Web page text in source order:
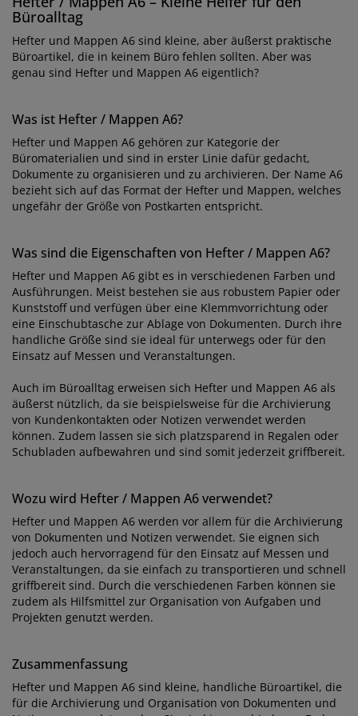
Büroalltag
Hefter und Mappen A6 sind kleine, aber äußerst praktische
Büroartikel, die in keinem Büro fehlen sollten. Aber was
genau sind Hefter und Mappen A6 eigentlich?
Was ist Hefter / Mappen A6?
Hefter und Mappen A6 gehören zur Kategorie der
Büromaterialien und sind in erster Linie dafür gedacht,
Dokumente zu organisieren und zu archivieren. Der Name A6
bezieht sich auf das Format der Hefter und Mappen, welches
ungefähr der Größe von Postkarten entspricht.
Was sind die Eigenschaften von Hefter / Mappen A6?
Hefter und Mappen A6 gibt es in verschiedenen Farben und
Ausführungen. Meist bestehen sie aus robustem Papier oder
Kunststoff und verfügen über eine Klemmvorrichtung oder
eine Einschubtasche zur Ablage von Dokumenten. Durch ihre
handliche Größe sind sie ideal für unterwegs oder für den
Einsatz auf Messen und Veranstaltungen.
Auch im Büroalltag erweisen sich Hefter und Mappen A6 als
äußerst nützlich, da sie beispielsweise für die Archivierung
von Kundenkontakten oder Notizen verwendet werden
können. Zudem lassen sie sich platzsparend in Regalen oder
Schubladen aufbewahren und sind somit jederzeit griffbereit.
Wozu wird Hefter / Mappen A6 verwendet?
Hefter und Mappen A6 werden vor allem für die Archivierung
von Dokumenten und Notizen verwendet. Sie eignen sich
jedoch auch hervorragend für den Einsatz auf Messen und
Veranstaltungen, da sie einfach zu transportieren und schnell
griffbereit sind. Durch die verschiedenen Farben können sie
zudem als Hilfsmittel zur Organisation von Aufgaben und
Projekten genutzt werden.
Zusammenfassung
Hefter und Mappen A6 sind kleine, handliche Büroartikel, die
für die Archivierung und Organisation von Dokumenten und